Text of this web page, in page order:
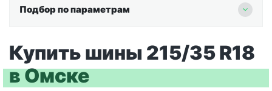
Подбор по параметрам
Купить шины 215/35 R18
в Омске